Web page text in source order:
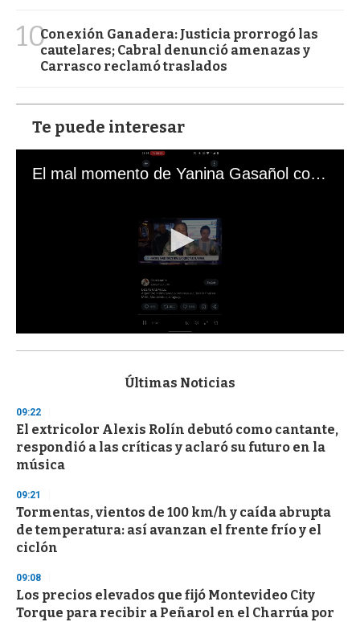
10Conexión Ganadera: Justicia prorrogó las
cautelares; Cabral denunció amenazas y
Carrasco reclamó traslados
Te puede interesar
El mal momento de Yanina Gasañol con un hincha argentino en "Subrayado"
s
d
s
o
f
3
s
e
c
o
n
Últimas Noticias
09:22
El extricolor Alexis Rolín debutó como cantante,
respondió a las críticas y aclaró su futuro en la
música
09:21
Tormentas, vientos de 100 km/h y caída abrupta
de temperatura: así avanzan el frente frío y el
ciclón
09:08
Los precios elevados que fijó Montevideo City
Torque para recibir a Peñarol en el Charrúa por